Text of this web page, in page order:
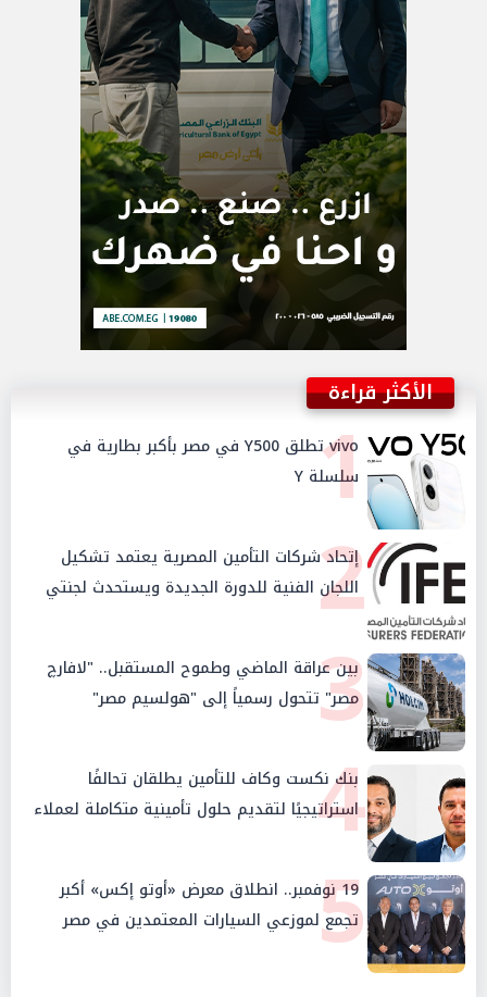
الأكثر قراءة
1
vivo تطلق Y500 في مصر بأكبر بطارية في
سلسلة Y
2
إتحاد شركات التأمين المصرية يعتمد تشكيل
اللجان الفنية للدورة الجديدة ويستحدث لجنتي
الأمن السيبراني والإستثمار والإدخار
3
بين عراقة الماضي وطموح المستقبل.. "لافارچ
مصر" تتحول رسمياً إلى "هولسيم مصر"
4
بنك نكست وكاف للتأمين يطلقان تحالفًا
استراتيجيًا لتقديم حلول تأمينية متكاملة لعملاء
البنك
519 نوفمبر.. انطلاق معرض «أوتو إكس» أكبر
تجمع لموزعي السيارات المعتمدين في مصر